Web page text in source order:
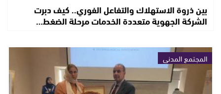
بين ذروة الاستهلاك والتفاعل الفوري.. كيف دبرت
الشركة الجهوية متعددة الخدمات مرحلة الضغط…
المجتمع المدني